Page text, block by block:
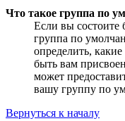
Что такое группа по
Если вы состоите
группа по
определить,
быть вам
может
вашу группу по
Вернуться к началу